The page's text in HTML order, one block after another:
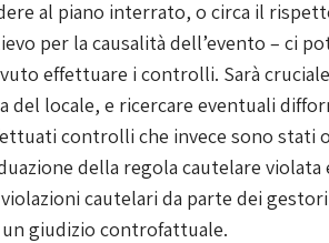
al piano interrato, o circa il
per la causalità dell’evento – ci
effettuare i controlli. Sarà
del locale, e ricercare eventuali
controlli che invece sono
della regola cautelare
cautelari da parte dei
giudizio controfattuale.